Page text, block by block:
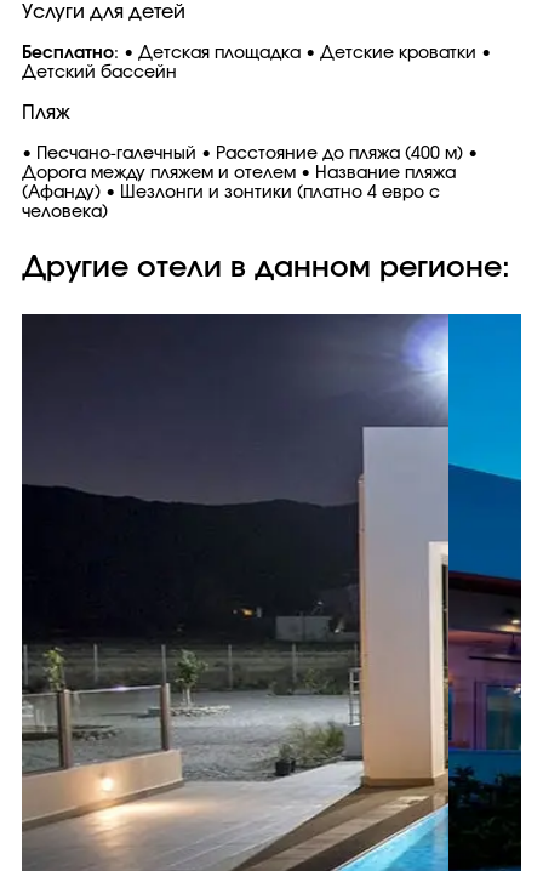
Услуги для детей
Бесплатно: • Детская площадка • Детские кроватки •
Детский бассейн
Пляж
• Песчано-галечный • Расстояние до пляжа (400 м) •
Дорога между пляжем и отелем • Название пляжа
(Афанду) • Шезлонги и зонтики (платно 4 евро с
человека)
Другие отели в данном регионе: